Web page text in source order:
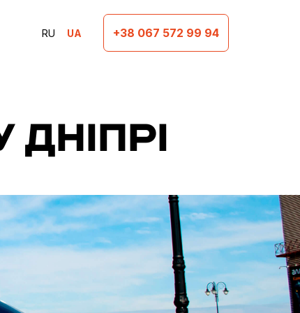
RU UA +38 067 572 99 94